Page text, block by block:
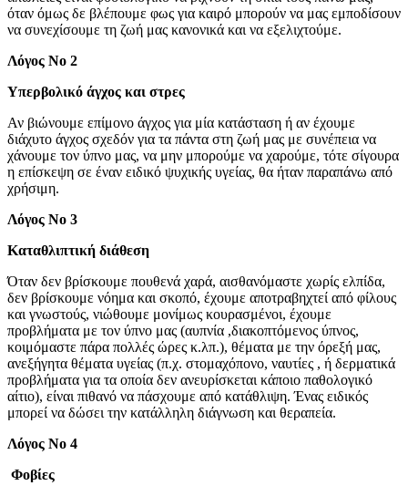
όταν όμως δε βλέπουμε φως για καιρό μπορούν να μας εμποδίσουν
να συνεχίσουμε τη ζωή μας κανονικά και να εξελιχτούμε.
Λόγος Νο 2
Υπερβολικό άγχος και στρες
Αν βιώνουμε επίμονο άγχος για μία κατάσταση ή αν έχουμε
διάχυτο άγχος σχεδόν για τα πάντα στη ζωή μας με συνέπεια να
χάνουμε τον ύπνο μας, να μην μπορούμε να χαρούμε, τότε σίγουρα
η επίσκεψη σε έναν ειδικό ψυχικής υγείας, θα ήταν παραπάνω από
χρήσιμη.
Λόγος Νο 3
Καταθλιπτική διάθεση
Όταν δεν βρίσκουμε πουθενά χαρά, αισθανόμαστε χωρίς ελπίδα,
δεν βρίσκουμε νόημα και σκοπό, έχουμε αποτραβηχτεί από φίλους
και γνωστούς, νιώθουμε μονίμως κουρασμένοι, έχουμε
προβλήματα με τον ύπνο μας (αυπνία ,διακοπτόμενος ύπνος,
κοιμόμαστε πάρα πολλές ώρες κ.λπ.), θέματα με την όρεξή μας,
ανεξήγητα θέματα υγείας (π.χ. στομαχόπονο, ναυτίες , ή δερματικά
προβλήματα για τα οποία δεν ανευρίσκεται κάποιο παθολογικό
αίτιο), είναι πιθανό να πάσχουμε από κατάθλιψη. Ένας ειδικός
μπορεί να δώσει την κατάλληλη διάγνωση και θεραπεία.
Λόγος Νο 4
Φοβίες